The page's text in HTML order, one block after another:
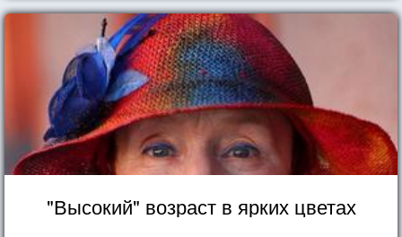
"Высокий" возраст в ярких цветах